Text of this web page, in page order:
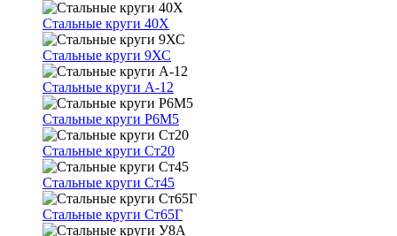
Стальные круги 40Х
Стальные круги 9ХС
Стальные круги А-12
Стальные круги Р6М5
Стальные круги Ст20
Стальные круги Ст45
Стальные круги Ст65Г